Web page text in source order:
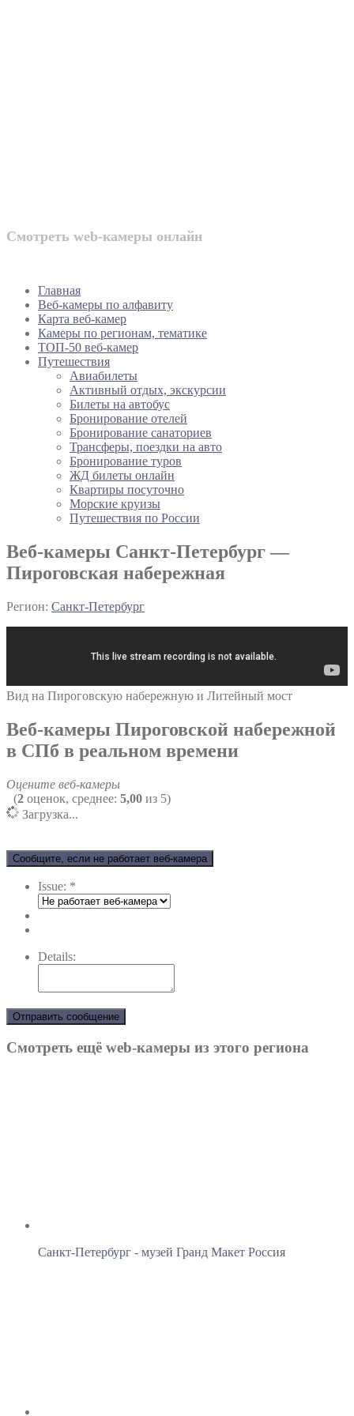
Смотреть web-камеры онлайн
Главная
Веб-камеры по алфавиту
Карта веб-камер
Камеры по регионам, тематике
ТОП-50 веб-камер
Путешествия
Авиабилеты
Активный отдых, экскурсии
Билеты на автобус
Бронирование отелей
Бронирование санаториев
Трансферы, поездки на авто
Бронирование туров
ЖД билеты онлайн
Квартиры посуточно
Морские круизы
Путешествия по России
Веб-камеры Санкт-Петербург —
Пироговская набережная
Регион: Санкт-Петербург
Вид на Пироговскую набережную и Литейный мост
Веб-камеры Пироговской набережной
в СПб в реальном времени
Оцените веб-камеры
(2 оценок, среднее: 5,00 из 5)
Загрузка...
Сообщите, если не работает веб-камера
Issue: *
Details:
Отправить сообщение
Смотреть ещё web-камеры из этого региона
Санкт-Петербург - музей Гранд Макет Россия